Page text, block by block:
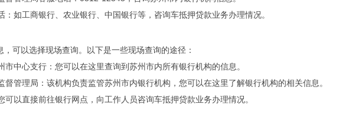
：如工商银行、农业银行、中国银行等，咨询车抵押贷款业务办理情况。
可以选择现场查询。以下是一些现场查询的途径：
市中心支行：您可以在这里查询到苏州市内所有银行机构的信息。
督管理局：该机构负责监管苏州市内银行机构，您可以在这里了解银行机构的相关信息。
可以直接前往银行网点，向工作人员咨询车抵押贷款业务办理情况。